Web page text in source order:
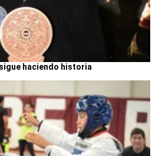
haciendo historia